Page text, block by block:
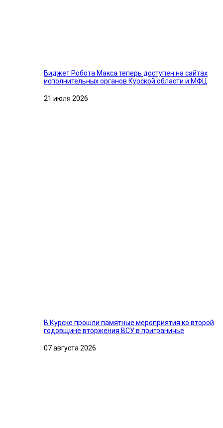
Виджет Робота Макса теперь доступен на сайтах
исполнительных органов Курской области и МФЦ
21 июля 2026
В Курске прошли памятные мероприятия ко второй
годовщине вторжения ВСУ в приграничье
07 августа 2026